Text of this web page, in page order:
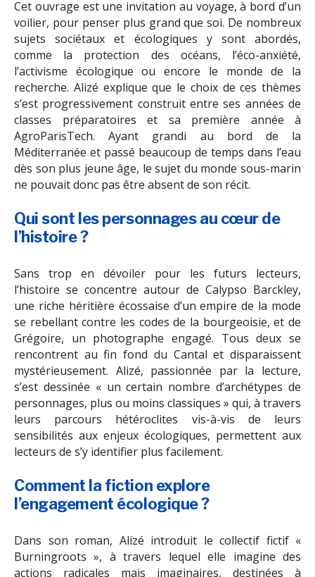
Cet ouvrage est une invitation au voyage, à bord d’un
voilier, pour penser plus grand que soi. De nombreux
sujets sociétaux et écologiques y sont abordés,
comme la protection des océans, l’éco-anxiété,
l’activisme écologique ou encore le monde de la
recherche. Alizé explique que le choix de ces thèmes
s’est progressivement construit entre ses années de
classes préparatoires et sa première année à
AgroParisTech. Ayant grandi au bord de la
Méditerranée et passé beaucoup de temps dans l’eau
dès son plus jeune âge, le sujet du monde sous-marin
ne pouvait donc pas être absent de son récit.
Qui sont les personnages au cœur de
l’histoire ?
Sans trop en dévoiler pour les futurs lecteurs,
l’histoire se concentre autour de Calypso Barckley,
une riche héritière écossaise d’un empire de la mode
se rebellant contre les codes de la bourgeoisie, et de
Grégoire, un photographe engagé. Tous deux se
rencontrent au fin fond du Cantal et disparaissent
mystérieusement. Alizé, passionnée par la lecture,
s’est dessinée « un certain nombre d’archétypes de
personnages, plus ou moins classiques » qui, à travers
leurs parcours hétéroclites vis-à-vis de leurs
sensibilités aux enjeux écologiques, permettent aux
lecteurs de s’y identifier plus facilement.
Comment la fiction explore
l’engagement écologique ?
Dans son roman, Alizé introduit le collectif fictif «
Burningroots », à travers lequel elle imagine des
actions radicales mais imaginaires, destinées à